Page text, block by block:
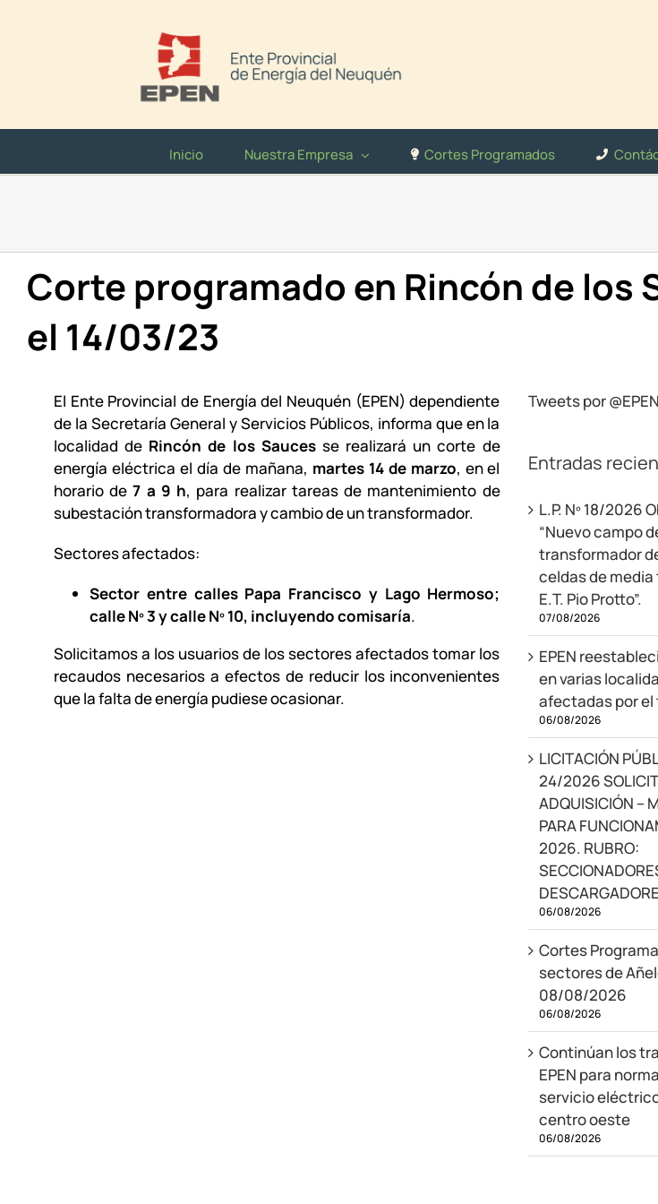
Inicio Nuestra Empresa Cortes Programados
Corte programado en Rincón de los
el 14/03/23
El Ente Provincial de Energía del Neuquén (EPEN) dependiente
de la Secretaría General y Servicios Públicos, informa que en la
localidad de Rincón de los Saucesse realizará un corte de
energía eléctrica el día de mañana, martes 14 de marzo, en el
horario de7 a 9 h, para realizar tareas de mantenimiento de
subestación transformadora y cambio de un transformador.
Sectores afectados:
Sector entre calles Papa Francisco y Lago Hermoso;
calle Nº 3 y calle Nº 10, incluyendo comisaría.
Solicitamos a los usuarios de los sectores afectados tomar los
recaudos necesarios a efectos de reducir los inconvenientes
que la falta de energía pudiese ocasionar.
Tweets por
Entradas
L.P. Nº 18/2026
“Nuevo campo
transformador
celdas de
E.T. Pio Protto”.
07/08/2026
EPEN
en varias
afectadas por el
06/08/2026
LICITACIÓN
24/2026
ADQUISICIÓN –
PARA
2026. RUBRO:
06/08/2026
Cortes
sectores de
08/08/2026
06/08/2026
Continúan los
EPEN para
servicio
centro oeste
06/08/2026